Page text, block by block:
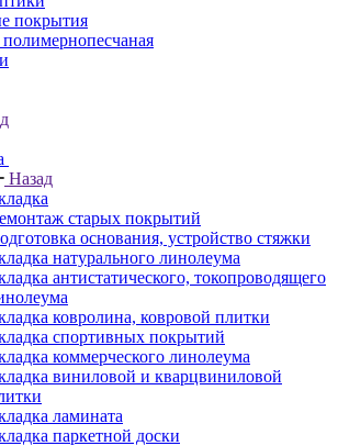
покрытия
Назад
старых покрытий
основания, устройство стяжки
натурального линолеума
антистатического, токопроводящего
ковролина, ковровой плитки
спортивных покрытий
коммерческого линолеума
виниловой и кварцвиниловой
ламината
паркетной доски